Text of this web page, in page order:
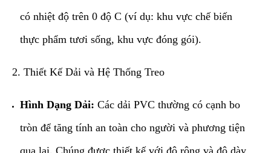
có nhiệt độ trên 0 độ C (ví dụ: khu vực chế biến
thực phẩm tươi sống, khu vực đóng gói).
​2. Thiết Kế Dải và Hệ Thống Treo
Hình Dạng Dải: Các dải PVC thường có cạnh bo
tròn để tăng tính an toàn cho người và phương tiện
qua lại. Chúng được thiết kế với độ rộng và độ dày